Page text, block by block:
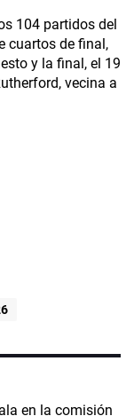
104 partidos del
cuartos de final,
y la final, el 19
vecina a